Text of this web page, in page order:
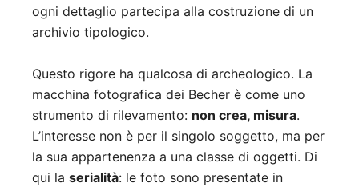
ogni dettaglio partecipa alla costruzione di un
archivio tipologico.
Questo rigore ha qualcosa di archeologico. La
macchina fotografica dei Becher è come uno
strumento di rilevamento: non crea, misura.
L’interesse non è per il singolo soggetto, ma per
la sua appartenenza a una classe di oggetti. Di
qui la serialità: le foto sono presentate in